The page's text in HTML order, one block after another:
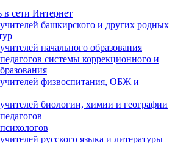
сети Интернет
башкирского и других родных
начального образования
системы коррекционного и
физвоспитания, ОБЖ и
биологии, химии и географии
русского языка и литературы